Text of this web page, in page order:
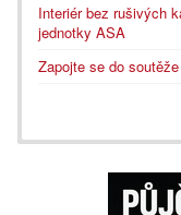
Interiér bez rušivých
jednotky ASA
Zapojte se do